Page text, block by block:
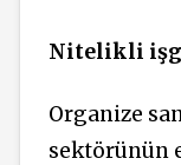
Nitelikli
Organize
sektörünün